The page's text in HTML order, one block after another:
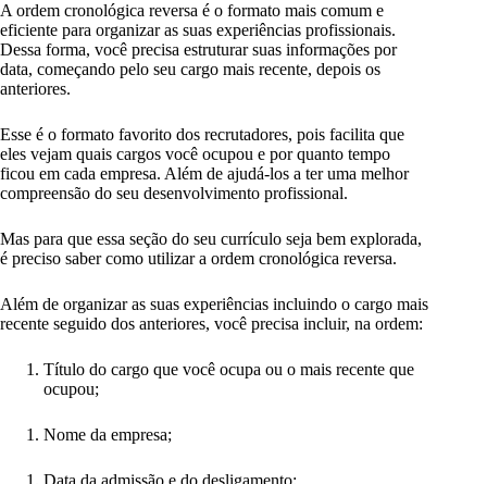
A ordem cronológica reversa é o formato mais comum e
eficiente para organizar as suas experiências profissionais.
Dessa forma, você precisa estruturar suas informações por
data, começando pelo seu cargo mais recente, depois os
anteriores.
Esse é o formato favorito dos recrutadores, pois facilita que
eles vejam quais cargos você ocupou e por quanto tempo
ficou em cada empresa. Além de ajudá-los a ter uma melhor
compreensão do seu desenvolvimento profissional.
Mas para que essa seção do seu currículo seja bem explorada,
é preciso saber como utilizar a ordem cronológica reversa.
Além de organizar as suas experiências incluindo o cargo mais
recente seguido dos anteriores, você precisa incluir, na ordem:
Título do cargo que você ocupa ou o mais recente que
ocupou;
Nome da empresa;